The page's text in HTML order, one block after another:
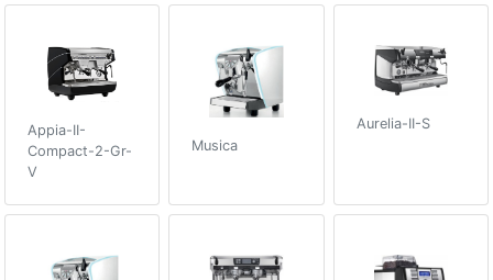
Appia-II-
Compact-2-Gr-
V
Musica
Aurelia-II-S